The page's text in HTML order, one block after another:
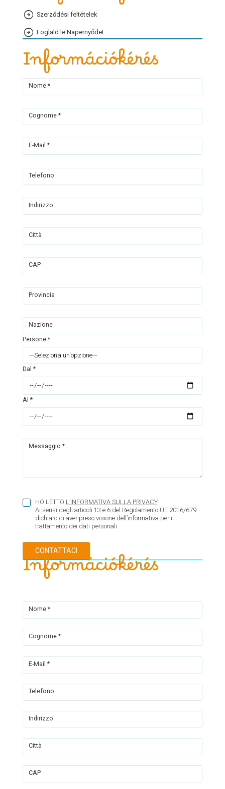
Szerződési feltételek
Foglald le Napernyődet
Információkérés
Nome *
Cognome *
E-Mail *
Telefono
Indirizzo
Città
CAP
Provincia
Nazione
Persone *
Dal *
Al *
Messaggio *
HO LETTO L’INFORMATIVA SULLA PRIVACY.
Ai sensi degli articoli 13 e 6 del Regolamento UE 2016/679
dichiaro di aver preso visione dell’informativa per il
trattamento dei dati personali.
Információkérés
Nome *
Cognome *
E-Mail *
Telefono
Indirizzo
Città
CAP